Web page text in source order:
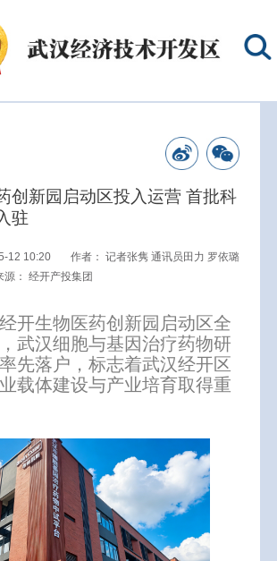
创新园启动区投入运营 首批科
驻
12 10:20 作者： 记者张隽 通讯员田力 罗依璐
： 经开产投集团
开生物医药创新园启动区全
武汉细胞与基因治疗药物研
先落户，标志着武汉经开区
载体建设与产业培育取得重